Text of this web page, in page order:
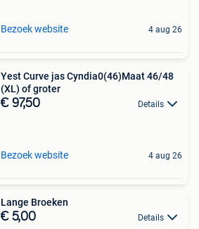
Bezoek website 4 aug 26
Yest Curve jas Cyndia0(46)Maat 46/48
(XL) of groter
€ 97,50 Details
Bezoek website 4 aug 26
Lange Broeken
€ 5,00 Details